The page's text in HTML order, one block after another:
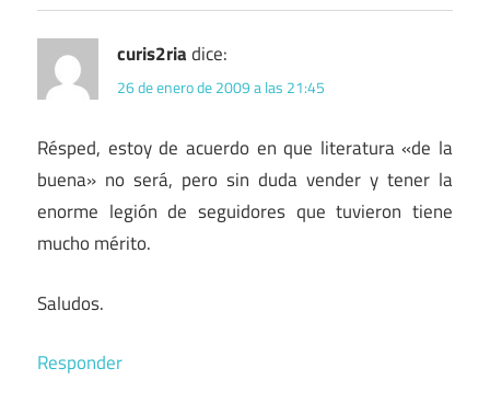
curis2riadice:
26 de enero de 2009 a las 21:45
Résped, estoy de acuerdo en que literatura «de la
buena» no será, pero sin duda vender y tener la
enorme legión de seguidores que tuvieron tiene
mucho mérito.
Saludos.
Responder